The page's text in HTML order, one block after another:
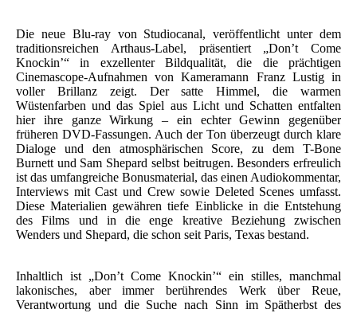
Die neue Blu-ray von Studiocanal, veröffentlicht unter dem
traditionsreichen Arthaus-Label, präsentiert „Don’t Come
Knockin’“ in exzellenter Bildqualität, die die prächtigen
Cinemascope-Aufnahmen von Kameramann Franz Lustig in
voller Brillanz zeigt. Der satte Himmel, die warmen
Wüstenfarben und das Spiel aus Licht und Schatten entfalten
hier ihre ganze Wirkung – ein echter Gewinn gegenüber
früheren DVD-Fassungen. Auch der Ton überzeugt durch klare
Dialoge und den atmosphärischen Score, zu dem T-Bone
Burnett und Sam Shepard selbst beitrugen. Besonders erfreulich
ist das umfangreiche Bonusmaterial, das einen Audiokommentar,
Interviews mit Cast und Crew sowie Deleted Scenes umfasst.
Diese Materialien gewähren tiefe Einblicke in die Entstehung
des Films und in die enge kreative Beziehung zwischen
Wenders und Shepard, die schon seit Paris, Texas bestand.
Inhaltlich ist „Don’t Come Knockin’“ ein stilles, manchmal
lakonisches, aber immer berührendes Werk über Reue,
Verantwortung und die Suche nach Sinn im Spätherbst des